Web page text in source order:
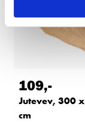
109,-
Jutevev, 300
cm